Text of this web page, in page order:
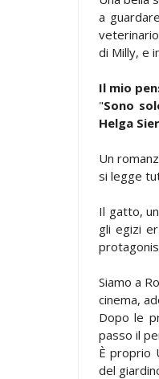
a
di Milly, e
Il mio
"Sono
Helga
Un
si legge
Il gatto,
gli egizi
Siamo a
cinema,
Dopo le
passo il
È proprio
del